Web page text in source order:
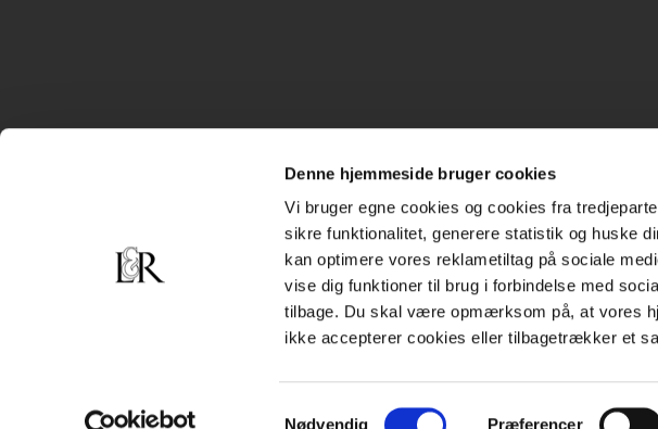
Denne hjemmeside bruger cookies
Vi bruger egne cookies og cookies fra
sikre funktionalitet, generere statistik og huske
kan optimere vores reklametiltag på sociale
vise dig funktioner til brug i forbindelse med
tilbage. Du skal være opmærksom på, at vores
ikke accepterer cookies eller tilbagetrækker et
Samtykkevalg
Nødvendig Præferencer